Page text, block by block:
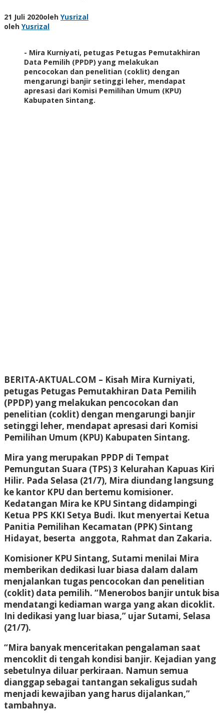
21 Juli 2020oleh Yusrizal
oleh Yusrizal
- Mira Kurniyati, petugas Petugas Pemutakhiran
Data Pemilih (PPDP) yang melakukan
pencocokan dan penelitian (coklit) dengan
mengarungi banjir setinggi leher, mendapat
apresasi dari Komisi Pemilihan Umum (KPU)
Kabupaten Sintang.
BERITA-AKTUAL.COM – Kisah Mira Kurniyati,
petugas Petugas Pemutakhiran Data Pemilih
(PPDP) yang melakukan pencocokan dan
penelitian (coklit) dengan mengarungi banjir
setinggi leher, mendapat apresasi dari Komisi
Pemilihan Umum (KPU) Kabupaten Sintang.
Mira yang merupakan PPDP di Tempat
Pemungutan Suara (TPS) 3 Kelurahan Kapuas Kiri
Hilir. Pada Selasa (21/7), Mira diundang langsung
ke kantor KPU dan bertemu komisioner.
Kedatangan Mira ke KPU Sintang didampingi
Ketua PPS KKI Setya Budi. Ikut menyertai Ketua
Panitia Pemilihan Kecamatan (PPK) Sintang
Hidayat, beserta anggota, Rahmat dan Zakaria.
Komisioner KPU Sintang, Sutami menilai Mira
memberikan dedikasi luar biasa dalam dalam
menjalankan tugas pencocokan dan penelitian
(coklit) data pemilih. “Menerobos banjir untuk bisa
mendatangi kediaman warga yang akan dicoklit.
Ini dedikasi yang luar biasa,” ujar Sutami, Selasa
(21/7).
“Mira banyak menceritakan pengalaman saat
mencoklit di tengah kondisi banjir. Kejadian yang
sebetulnya diluar perkiraan. Namun semua
dianggap sebagai tantangan sekaligus sudah
menjadi kewajiban yang harus dijalankan,”
tambahnya.